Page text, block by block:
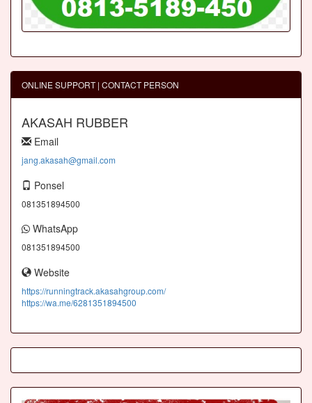
ONLINE SUPPORT | CONTACT PERSON
AKASAH RUBBER
Email
jang.akasah@gmail.com
Ponsel
081351894500
WhatsApp
081351894500
Website
https://runningtrack.akasahgroup.com/
https://wa.me/6281351894500